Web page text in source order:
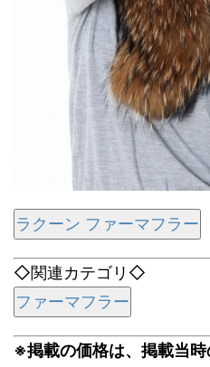
ラクーン ファーマフラー
◇関連カテゴリ◇
ファーマフラー
※掲載の価格は、掲載当